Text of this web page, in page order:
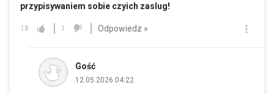
przypisywaniem sobie czyich zaslug!
18 1 Odpowiedz »
Gość
12.05.2026 04:22